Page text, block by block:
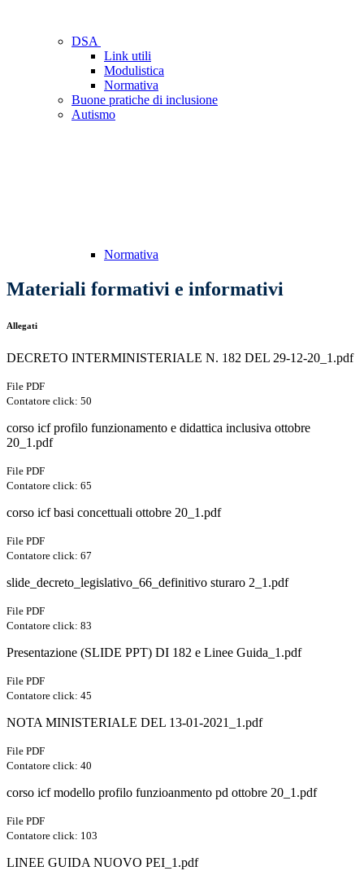
DSA
Link utili
Modulistica
Normativa
Buone pratiche di inclusione
Autismo
Normativa
Materiali formativi e informativi
Allegati
DECRETO INTERMINISTERIALE N. 182 DEL 29-12-20_1.pdf
File PDF
Contatore click: 50
corso icf profilo funzionamento e didattica inclusiva ottobre
20_1.pdf
File PDF
Contatore click: 65
corso icf basi concettuali ottobre 20_1.pdf
File PDF
Contatore click: 67
slide_decreto_legislativo_66_definitivo sturaro 2_1.pdf
File PDF
Contatore click: 83
Presentazione (SLIDE PPT) DI 182 e Linee Guida_1.pdf
File PDF
Contatore click: 45
NOTA MINISTERIALE DEL 13-01-2021_1.pdf
File PDF
Contatore click: 40
corso icf modello profilo funzioanmento pd ottobre 20_1.pdf
File PDF
Contatore click: 103
LINEE GUIDA NUOVO PEI_1.pdf